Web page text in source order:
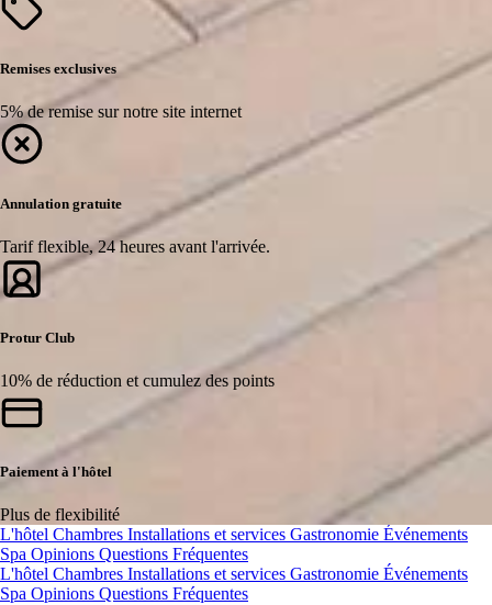
Remises exclusives
5% de remise sur notre site internet
Annulation gratuite
Tarif flexible, 24 heures avant l'arrivée.
Protur Club
10% de réduction et cumulez des points
Paiement à l'hôtel
Plus de flexibilité
L'hôtel Chambres Installations et services Gastronomie Événements
Spa Opinions Questions Fréquentes
L'hôtel Chambres Installations et services Gastronomie Événements
Spa Opinions Questions Fréquentes